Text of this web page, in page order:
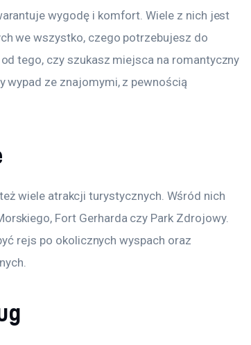
wygodę i komfort. Wiele z nich jest
we wszystko, czego potrzebujesz do
tego, czy szukasz miejsca na romantyczny
wypad ze znajomymi, z pewnością
wiele atrakcji turystycznych. Wśród nich
Fort Gerharda czy Park Zdrojowy.
rejs po okolicznych wyspach oraz